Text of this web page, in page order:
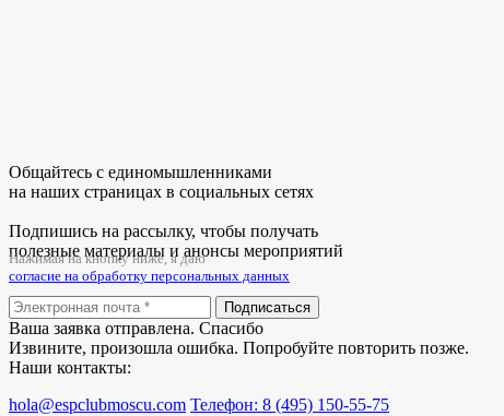
Общайтесь с единомышленниками
на наших страницах в социальных сетях
Подпишись на рассылку, чтобы получать
полезные материалы и анонсы мероприятий
Нажимая на кнопку ниже, я даю
согласие на обработку персональных данных
Подписаться
Ваша заявка отправлена. Спасибо
Извините, произошла ошибка. Попробуйте повторить позже.
Наши контакты:
hola@espclubmoscu.com Телефон: 8 (495) 150-55-75